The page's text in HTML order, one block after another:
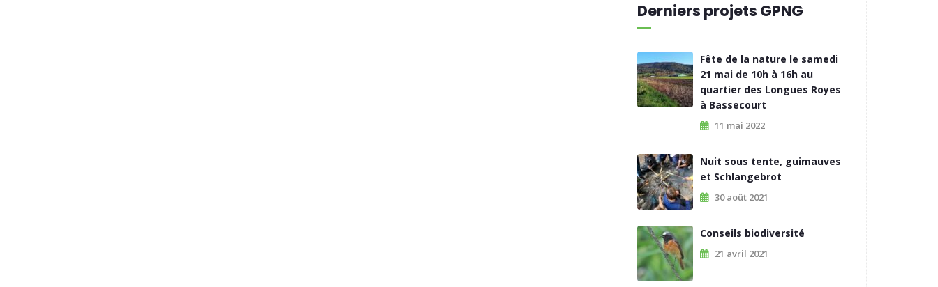
Derniers projets GPNG
Fête de la nature le samedi
21 mai de 10h à 16h au
quartier des Longues Royes
à Bassecourt
11 mai 2022
Nuit sous tente, guimauves
et Schlangebrot
30 août 2021
Conseils biodiversité
21 avril 2021